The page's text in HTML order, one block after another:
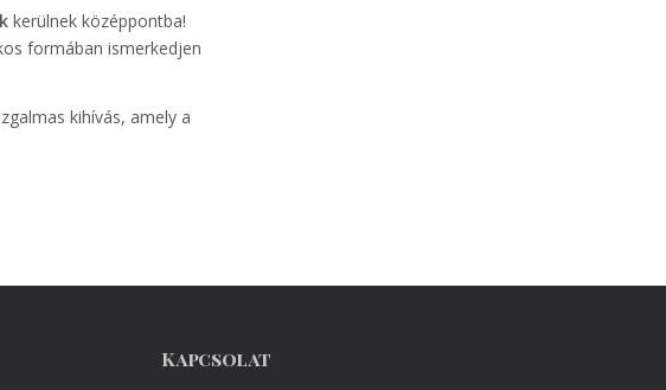
kerülnek középpontba!
formában ismerkedjen
kihívás, amely a
Kapcsolat